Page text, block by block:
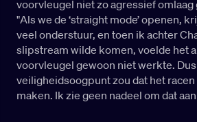
voorvleugel niet zo agressief omlaag
"Als we de ‘straight mode’ openen,
veel onderstuur, en toen ik achter
slipstream wilde komen, voelde het
voorvleugel gewoon niet werkte.
veiligheidsoogpunt zou dat het
maken. Ik zie geen nadeel om dat